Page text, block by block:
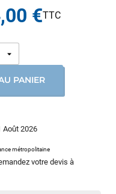
Août 2026
métropolitaine
votre devis à
€
PANIER